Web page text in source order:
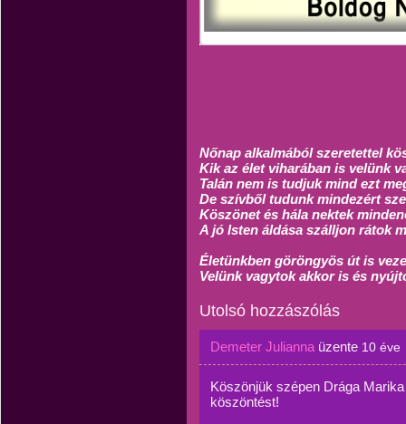
Nőnap alkalmából szeretettel
Kik az élet viharában is velünk
Talán nem is tudjuk mind ezt
De szívből tudunk mindezért
Köszönet és hála nektek
A jó Isten áldása szálljon rátok
Életünkben göröngyös út is
Velünk vagytok akkor is és
Utolsó hozzászólás
Demeter Julianna üzente 10 éve
Köszönjük szépen Drága
köszöntést!